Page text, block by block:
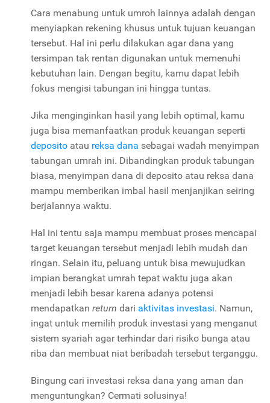
Cara menabung untuk umroh lainnya adalah dengan
menyiapkan rekening khusus untuk tujuan keuangan
tersebut. Hal ini perlu dilakukan agar dana yang
tersimpan tak rentan digunakan untuk memenuhi
kebutuhan lain. Dengan begitu, kamu dapat lebih
fokus mengisi tabungan ini hingga tuntas.
Jika menginginkan hasil yang lebih optimal, kamu
juga bisa memanfaatkan produk keuangan seperti
deposito atau reksa dana sebagai wadah menyimpan
tabungan umrah ini. Dibandingkan produk tabungan
biasa, menyimpan dana di deposito atau reksa dana
mampu memberikan imbal hasil menjanjikan seiring
berjalannya waktu.
Hal ini tentu saja mampu membuat proses mencapai
target keuangan tersebut menjadi lebih mudah dan
ringan. Selain itu, peluang untuk bisa mewujudkan
impian berangkat umrah tepat waktu juga akan
menjadi lebih besar karena adanya potensi
mendapatkan return dari aktivitas investasi. Namun,
ingat untuk memilih produk investasi yang menganut
sistem syariah agar terhindar dari risiko bunga atau
riba dan membuat niat beribadah tersebut terganggu.
Bingung cari investasi reksa dana yang aman dan
menguntungkan? Cermati solusinya!